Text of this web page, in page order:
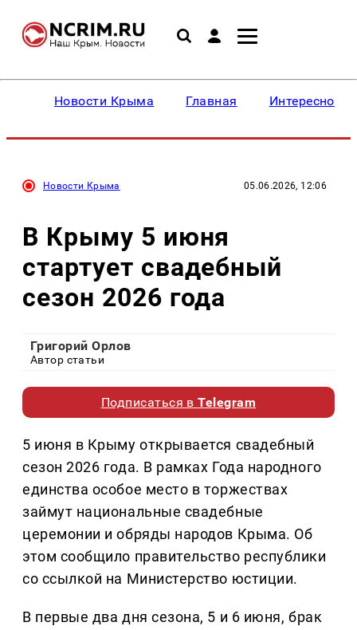
Новости Крыма Главная Интересное
Новости Крыма 05.06.2026, 12:06
В Крыму 5 июня
стартует свадебный
сезон 2026 года
Григорий Орлов
Автор статьи
Подписаться вTelegram
5 июня в Крыму открывается свадебный
сезон 2026 года. В рамках Года народного
единства особое место в торжествах
займут национальные свадебные
церемонии и обряды народов Крыма. Об
этом сообщило правительство республики
со ссылкой на Министерство юстиции.
В первые два дня сезона, 5 и 6 июня, брак